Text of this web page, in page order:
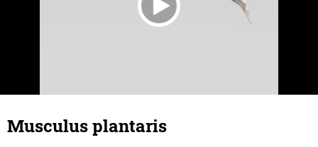
Musculus plantaris